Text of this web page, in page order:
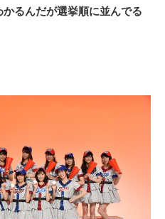
るんだが選挙順に並んでる